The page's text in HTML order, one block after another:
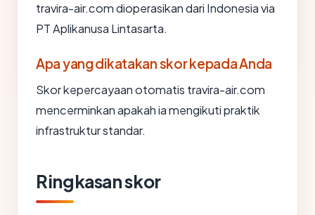
travira-air.com dioperasikan dari Indonesia via
PT Aplikanusa Lintasarta.
Apa yang dikatakan skor kepada Anda
Skor kepercayaan otomatis travira-air.com
mencerminkan apakah ia mengikuti praktik
infrastruktur standar.
Ringkasan skor